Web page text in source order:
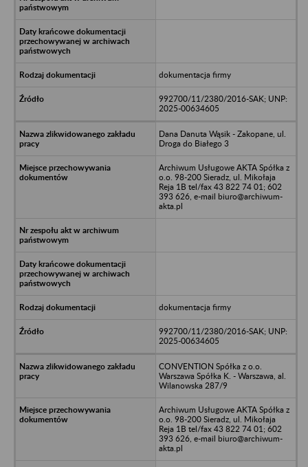
dokumentacja firmy
992700/11/2380/2016-SAK; UNP:
2025-00634605
Dana Danuta Wąsik - Zakopane, ul.
Droga do Białego 3
Archiwum Usługowe AKTA Spółka z
o.o. 98-200 Sieradz, ul. Mikołaja
Reja 1B tel/fax 43 822 74 01; 602
393 626, e-mail biuro@archiwum-
akta.pl
dokumentacja firmy
992700/11/2380/2016-SAK; UNP:
2025-00634605
CONVENTION Spółka z o.o.
Warszawa Spółka K. - Warszawa, al.
Wilanowska 287/9
Archiwum Usługowe AKTA Spółka z
o.o. 98-200 Sieradz, ul. Mikołaja
Reja 1B tel/fax 43 822 74 01; 602
393 626, e-mail biuro@archiwum-
akta.pl